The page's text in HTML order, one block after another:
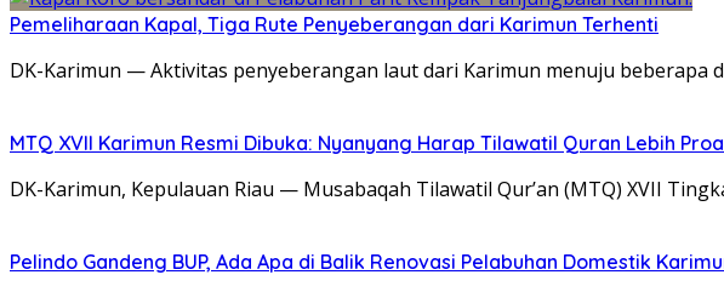
Pemeliharaan Kapal, Tiga Rute Penyeberangan dari Karimun Terhenti
DK-Karimun — Aktivitas penyeberangan laut dari Karimun menuju beberapa
MTQ XVII Karimun Resmi Dibuka: Nyanyang Harap Tilawatil Quran Lebih
DK-Karimun, Kepulauan Riau — Musabaqah Tilawatil Qur’an (MTQ) XVII
Pelindo Gandeng BUP, Ada Apa di Balik Renovasi Pelabuhan Domestik